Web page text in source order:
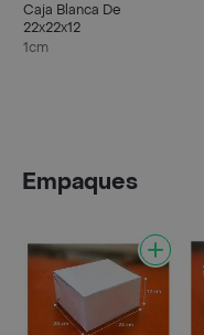
Caja Blanca De
22x22x12
1cm
Empaques